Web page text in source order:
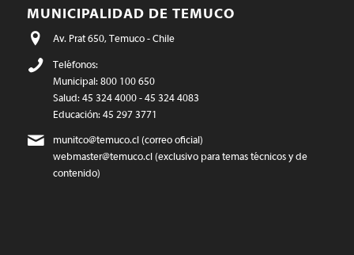
MUNICIPALIDAD DE TEMUCO
Av. Prat 650, Temuco - Chile
Teléfonos:
Municipal: 800 100 650
Salud: 45 324 4000 - 45 324 4083
Educación: 45 297 3771
munitco@temuco.cl(correo oficial)
webmaster@temuco.cl(exclusivo para temas técnicos y de
contenido)